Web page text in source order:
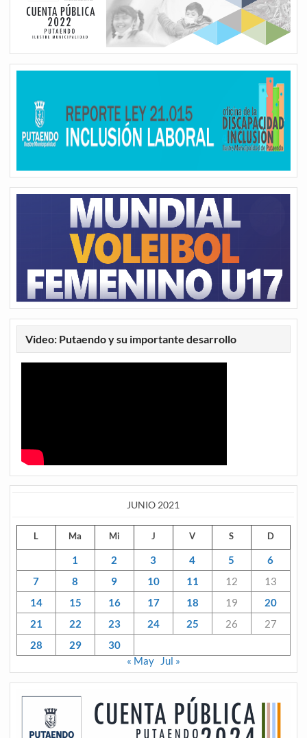
Video: Putaendo y su importante desarrollo
JUNIO 2021
L Ma Mi J V S D
1 2 3 4 5
6
7
8 9 10 11 12
13
14
15 16 17 18 19
20
21
22 23 24 25 26
27
28
29
30
« May
Jul »